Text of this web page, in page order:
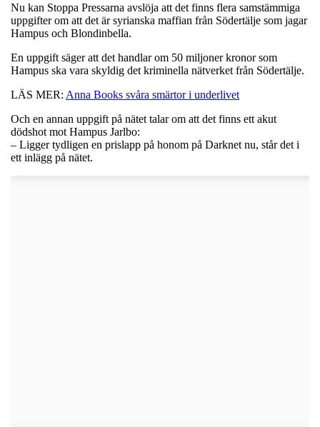
Nu kan Stoppa Pressarna avslöja att det finns flera samstämmiga
uppgifter om att det är syrianska maffian från Södertälje som jagar
Hampus och Blondinbella.
En uppgift säger att det handlar om 50 miljoner kronor som
Hampus ska vara skyldig det kriminella nätverket från Södertälje.
LÄS MER: Anna Books svåra smärtor i underlivet
Och en annan uppgift på nätet talar om att det finns ett akut
dödshot mot Hampus Jarlbo:
– Ligger tydligen en prislapp på honom på Darknet nu, står det i
ett inlägg på nätet.